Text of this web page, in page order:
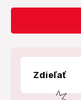
Zdieľať